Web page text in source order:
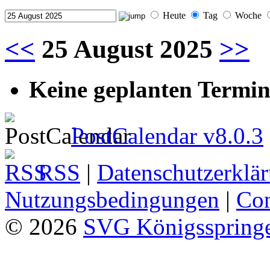
Heute Tag Woche
<< 25 August 2025 >>
Keine geplanten
PostCalendar v8.0.3
RSS |
Nutzungsbedingungen |
© 2026 SVG